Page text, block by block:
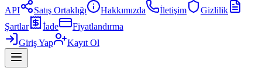
API
Satış Ortaklığı Hakkımızda İletişim
Gizlilik
Şartlar
İade
Fiyatlandırma
Giriş Yap
Kayıt Ol